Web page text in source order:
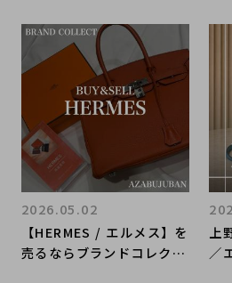
キン・ガーデンパーティー
を紹介します。
イ
【HERMES / エルメス】を
売るならブランドコレクト
2026.05.02
上
／